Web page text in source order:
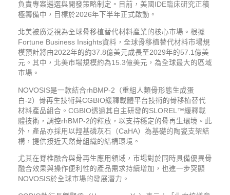
負責專案遴選與開發策略制定。目前，美國IDE臨床研究正積
極籌備中，目標於2026年下半年正式啟動。
北美被廣泛視為全球骨移植替代材料產業的核心市場。根據
Fortune Business Insights資料，全球骨移植替代材料市場規
模預計將由2022年的約37.8億美元成長至2029年的57.1億美
元。其中，北美市場規模約為15.3億美元，為全球最大的區域
市場。
NOVOSIS是一款結合rhBMP-2（重組人類骨形態生成蛋
白-2）骨再生技術與CGBIO緩釋載體平台技術的骨移植替代
材料產品組合。CGBIO透過其自主研發的SLOREL™緩釋載
體技術，調控rhBMP-2的釋放，以支持穩定的骨再生環境。此
外，產品亦採用以羥基磷灰石（CaHA）為基礎的陶瓷支架結
構，提供接近天然骨組織的結構環境。
尤其在脊椎融合與骨再生應用領域，市場對於同時具備優異骨
融合效果與操作便利性的產品需求持續增加，也進一步突顯
NOVOSIS於全球市場的發展潛力。